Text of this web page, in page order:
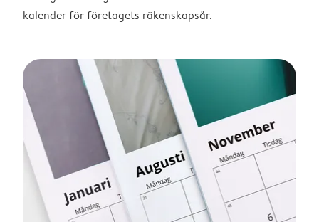
kalender för företagets räkenskapsår.